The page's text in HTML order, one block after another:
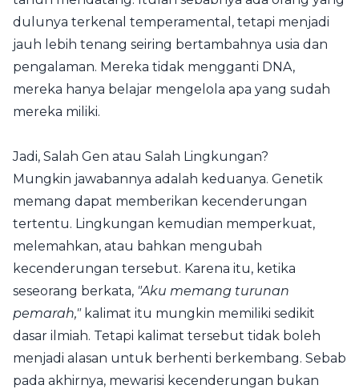
dulunya terkenal temperamental, tetapi menjadi
jauh lebih tenang seiring bertambahnya usia dan
pengalaman. Mereka tidak mengganti DNA,
mereka hanya belajar mengelola apa yang sudah
mereka miliki.
Jadi, Salah Gen atau Salah Lingkungan?
Mungkin jawabannya adalah keduanya. Genetik
memang dapat memberikan kecenderungan
tertentu. Lingkungan kemudian memperkuat,
melemahkan, atau bahkan mengubah
kecenderungan tersebut. Karena itu, ketika
seseorang berkata, "Aku memang turunan
pemarah,"kalimat itu mungkin memiliki sedikit
dasar ilmiah. Tetapi kalimat tersebut tidak boleh
menjadi alasan untuk berhenti berkembang. Sebab
pada akhirnya, mewarisi kecenderungan bukan